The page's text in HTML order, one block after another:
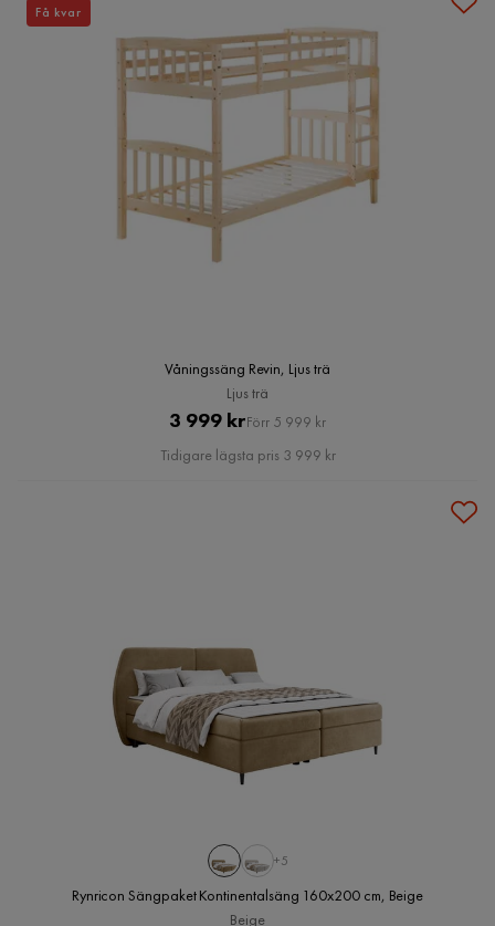
Våningssäng Revin, Ljus trä
Ljus trä
Pris
3 999 krOriginal
Pris
Förr 5 999 kr
Tidigare lägsta pris 3 999 kr
Få kvar
+5
Rynricon Sängpaket Kontinentalsäng 160x200 cm, Beige
Beige